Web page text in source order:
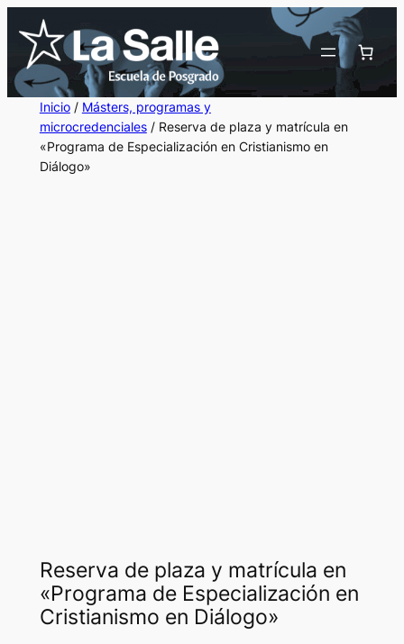
Inicio/ Másters, programas y
microcredenciales/ Reserva de plaza y matrícula en
«Programa de Especialización en Cristianismo en
Diálogo»
Reserva de plaza y matrícula en
«Programa de Especialización en
Cristianismo en Diálogo»